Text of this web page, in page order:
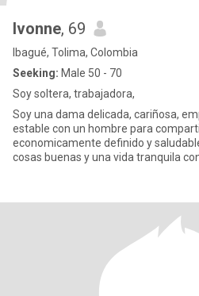
Ivonne, 69
Ibagué, Tolima, Colombia
Seeking: Male 50 - 70
Soy soltera, trabajadora,
Soy una dama delicada, cariñosa,
estable con un hombre para compartir mi vida,
economicamente definido y
cosas buenas y una vida tranquila con comodides, me gusta el